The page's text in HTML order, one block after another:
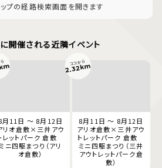
の経路検索画面を開きます
開催される近隣イベント
月11日 ～ 8月12日
リオ倉敷×三井アウ
レットパーク 倉敷
ニ四駆まつり（アリ
オ倉敷）
8月11日 ～ 8月12日
アリオ倉敷×三井アウ
トレットパーク 倉敷
ミニ四駆まつり（三井
アウトレットパーク倉
敷）
ココから
2.32km